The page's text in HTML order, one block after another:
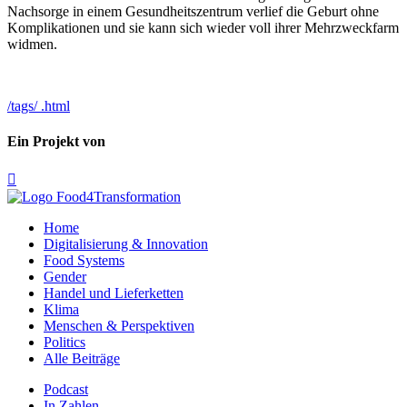
Nachsorge in einem Gesundheitszentrum verlief die Geburt ohne
Komplikationen und sie kann sich wieder voll ihrer Mehrzweckfarm
widmen.
/tags/ .html
Ein Projekt von

Home
Digitalisierung & Innovation
Food Systems
Gender
Handel und Lieferketten
Klima
Menschen & Perspektiven
Politics
Alle Beiträge
Podcast